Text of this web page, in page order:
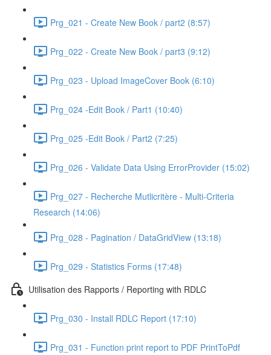
Prg_021 - Create New Book / part2 (8:57)
Prg_022 - Create New Book / part3 (9:12)
Prg_023 - Upload ImageCover Book (6:10)
Prg_024 -Edit Book / Part1 (10:40)
Prg_025 -Edit Book / Part2 (7:25)
Prg_026 - Validate Data Using ErrorProvider (15:02)
Prg_027 - Recherche Mutlicritère - Multi-Criteria
Research (14:06)
Prg_028 - Pagination / DataGridView (13:18)
Prg_029 - Statistics Forms (17:48)
Utilisation des Rapports / Reporting with RDLC
Prg_030 - Install RDLC Report (17:10)
Prg_031 - Function print report to PDF PrintToPdf